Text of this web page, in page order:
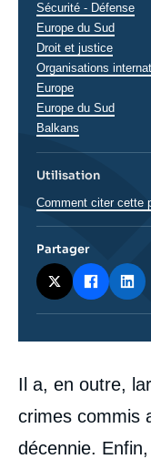
Corps
analyses
Il a, en outre,
crimes commis
décennie.
Thématiques
analyses
Sécurité - Défense
Europe du Sud
Droit et justice
Organisations
Régions
Europe
Europe du Sud
Balkans
Utilisation
Comment citer cette
Partager